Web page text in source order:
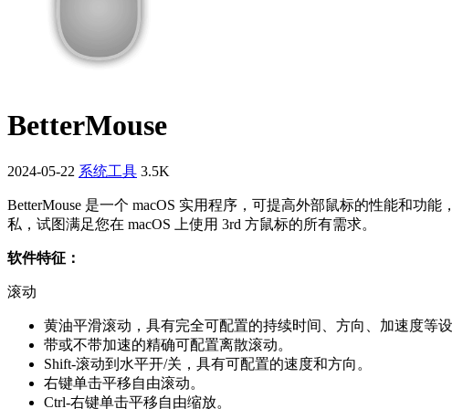
BetterMouse
2024-05-22 系统工具 3.5K
BetterMouse 是一个 macOS 实用程序，可提高外部鼠标的性能和功
私，试图满足您在 macOS 上使用 3rd 方鼠标的所有需求。
软件特征：
滚动
黄油平滑滚动，具有完全可配置的持续时间、方向、加速度等设
带或不带加速的精确可配置离散滚动。
Shift-滚动到水平开/关，具有可配置的速度和方向。
右键单击平移自由滚动。
Ctrl-右键单击平移自由缩放。